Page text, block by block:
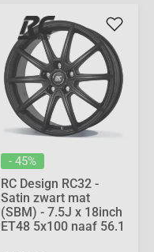
- 45%
RC Design RC32 -
Satin zwart mat
(SBM) - 7.5J x 18inch
ET48 5x100 naaf 56.1